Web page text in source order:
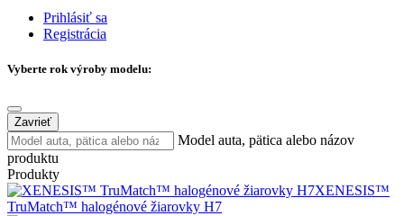
Prihlásiť sa
Registrácia
Vyberte rok výroby modelu:
Zavrieť
Model auta, pätica alebo názov
produktu
Produkty
XENESIS™
TruMatch™ halogénové žiarovky H7